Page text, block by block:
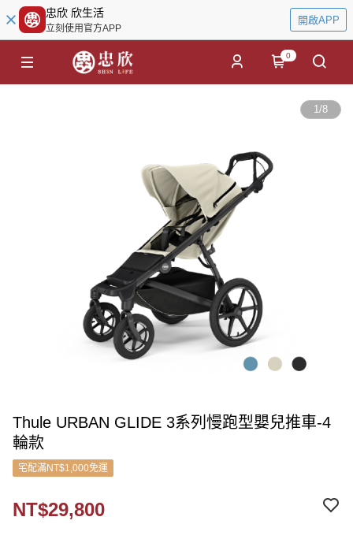
忠欣 欣生活
立刻使用官方APP
開啟APP
0
1/8
Thule URBAN GLIDE 3系列慢跑型嬰兒推車-4
輪款
宅配滿NT$1,000免運
NT$29,800